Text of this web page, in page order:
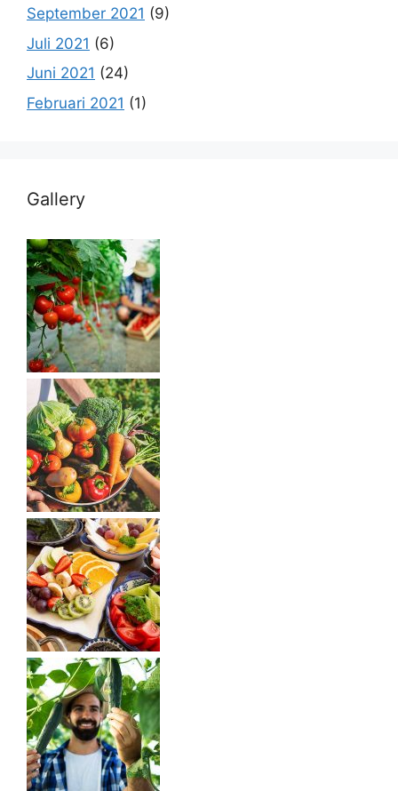
September 2021 (9)
Juli 2021 (6)
Juni 2021 (24)
Februari 2021 (1)
Gallery